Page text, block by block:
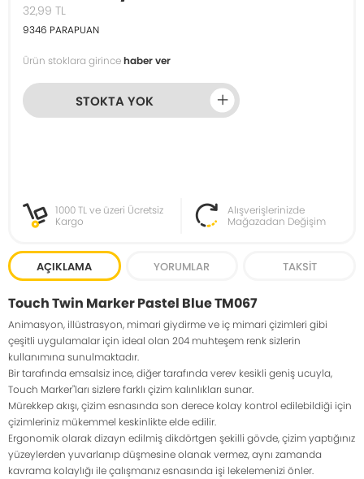
32,99 TL
9346 PARAPUAN
Ürün stoklara girincehaber ver
STOKTA YOK
1000 TL ve üzeri Ücretsiz
Kargo
Alışverişlerinizde
Mağazadan Değişim
AÇIKLAMA YORUMLAR TAKSIT
Touch Twin Marker Pastel Blue TM067
Animasyon, illüstrasyon, mimari giydirme ve iç mimari çizimleri gibi
çeşitli uygulamalar için ideal olan 204 muhteşem renk sizlerin
kullanımına sunulmaktadır.
Bir tarafında emsalsiz ince, diğer tarafında verev kesikli geniş ucuyla,
Touch Marker"ları sizlere farklı çizim kalınlıkları sunar.
Mürekkep akışı, çizim esnasında son derece kolay kontrol edilebildiği için
çizimleriniz mükemmel keskinlikte elde edilir.
Ergonomik olarak dizayn edilmiş dikdörtgen şekilli gövde, çizim yaptığınız
yüzeylerden yuvarlanıp düşmesine olanak vermez, aynı zamanda
kavrama kolaylığı ile çalışmanız esnasında işi lekelemenizi önler.